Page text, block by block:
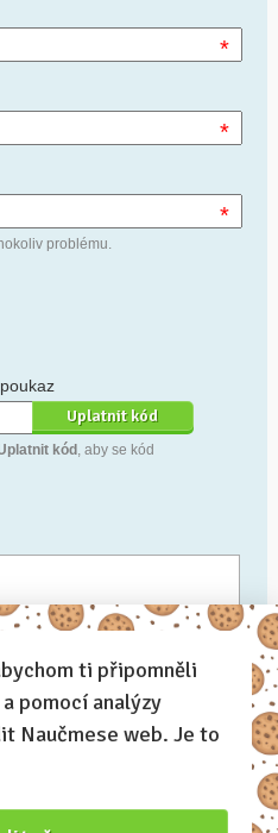
*
*
*
problému.
kód , aby se kód
své přihlášce poznamenat.
přihlášky se automaticky
Zatrhni tuto volbu a profil
ti připomněli
pomocí analýzy
Naučmese web. Je to